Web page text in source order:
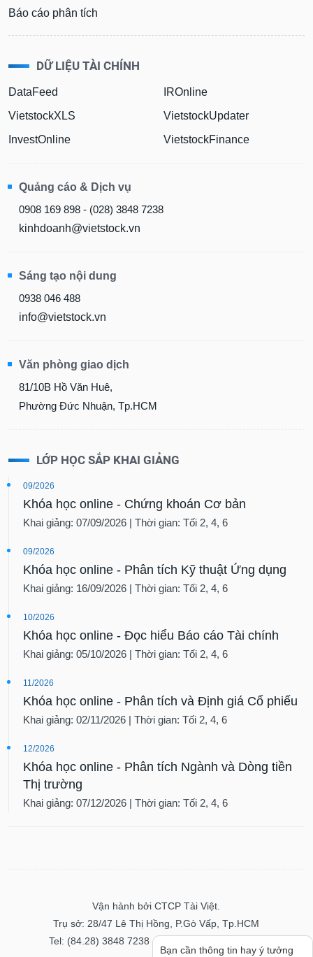
Báo cáo phân tích
DỮ LIỆU TÀI CHÍNH
DataFeed
VietstockXLS
InvestOnline
IROnline
VietstockUpdater
VietstockFinance
Quảng cáo & Dịch vụ
0908 169 898 - (028) 3848 7238
kinhdoanh@vietstock.vn
Sáng tạo nội dung
0938 046 488
info@vietstock.vn
Văn phòng giao dịch
81/10B Hồ Văn Huê,
Phường Đức Nhuận, Tp.HCM
LỚP HỌC SẮP KHAI GIẢNG
09/2026
Khóa học online - Chứng khoán Cơ bản
Khai giảng: 07/09/2026 | Thời gian: Tối 2, 4, 6
09/2026
Khóa học online - Phân tích Kỹ thuật Ứng dụng
Khai giảng: 16/09/2026 | Thời gian: Tối 2, 4, 6
10/2026
Khóa học online - Đọc hiểu Báo cáo Tài chính
Khai giảng: 05/10/2026 | Thời gian: Tối 2, 4, 6
11/2026
Khóa học online - Phân tích và Định giá Cổ phiếu
Khai giảng: 02/11/2026 | Thời gian: Tối 2, 4, 6
12/2026
Khóa học online - Phân tích Ngành và Dòng tiền
Thị trường
Khai giảng: 07/12/2026 | Thời gian: Tối 2, 4, 6
Vận hành bởi CTCP Tài Việt.
Trụ sở: 28/47 Lê Thị Hồng, P.Gò Vấp, Tp.HCM
Tel: (84.28) 3848 7238 - Fax: (84.28) 3848 7237
Bạn cần thông tin hay ý tưởng